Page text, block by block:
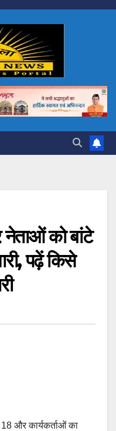
नेताओं को बांटे
पढ़ें किसे
18 और कार्यकर्ताओं का